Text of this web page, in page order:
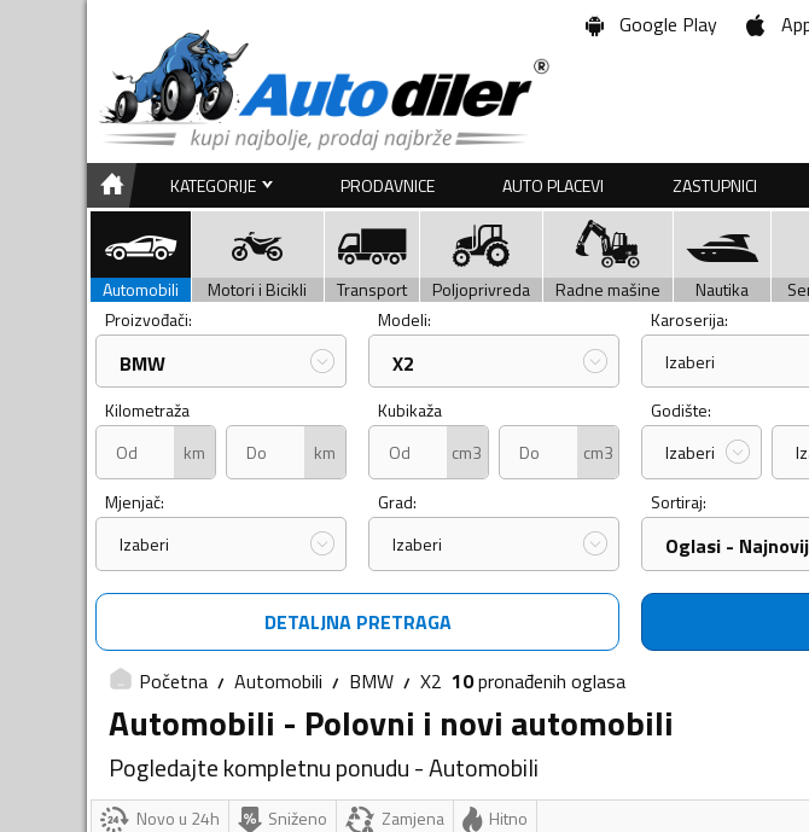
Google Play
KATEGORIJE PRODAVNICE AUTO PLACEVI ZASTUPNICI
Automobili Motori i Bicikli Transport Poljoprivreda Radne mašine Nautika
Proizvođači:
BMW
Modeli:
X2
Karoserija:
Izaberi
Kilometraža
km
km
Kubikaža
cm3
cm3
Godište:
Izaberi
Mjenjač:
Izaberi
Grad:
Izaberi
Sortiraj:
Oglasi -
DETALJNA PRETRAGA
Početna Automobili BMW X2 10pronađenih oglasa
Automobili - Polovni i novi automobili
Pogledajte kompletnu ponudu - Automobili
Novo u 24h Sniženo Zamjena Hitno